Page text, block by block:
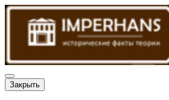
Закрыть